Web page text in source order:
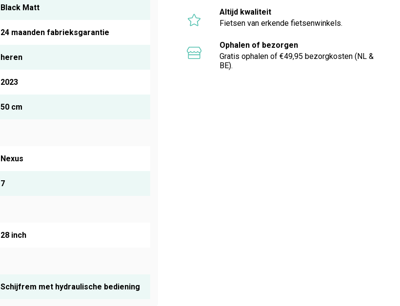
Black Matt
24 maanden fabrieksgarantie
heren
2023
50 cm
Nexus
7
28 inch
Schijfrem met hydraulische bediening
Altijd kwaliteit
Fietsen van erkende fietsenwinkels.
Ophalen of bezorgen
Gratis ophalen of €49,95 bezorgkosten (NL &
BE).